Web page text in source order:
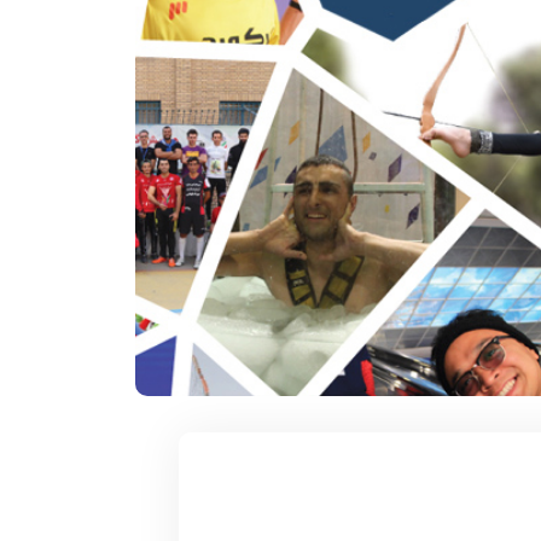
در یک
۱۲ آذر ۱۴۰۴
سریعترین زمان 1000 متر روپایی زدن با